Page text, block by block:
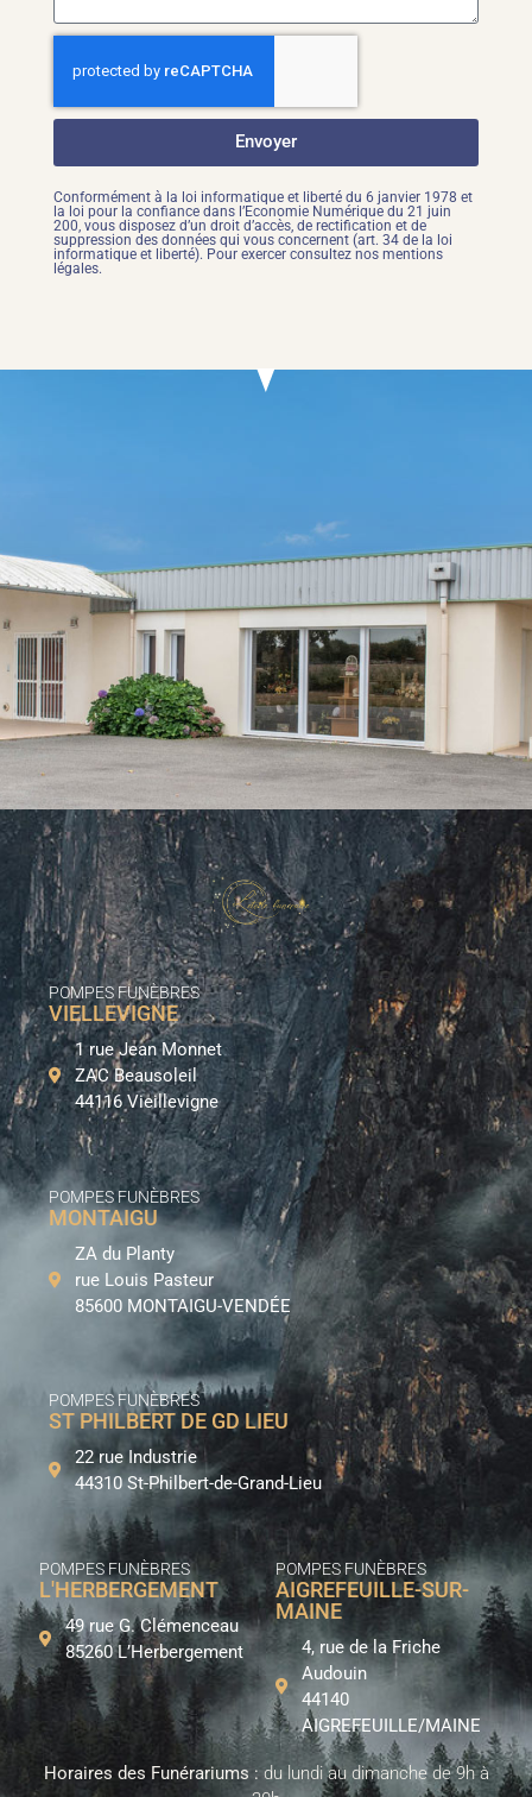
Envoyer
Conformément à la loi informatique et liberté du 6 janvier 1978 et
la loi pour la confiance dans l’Economie Numérique du 21 juin
200, vous disposez d’un droit d’accès, de rectification et de
suppression des données qui vous concernent (art. 34 de la loi
informatique et liberté). Pour exercer consultez nos mentions
légales.
POMPES FUNÈBRES
VIELLEVIGNE
1 rue Jean Monnet
ZAC Beausoleil
44116 Vieillevigne
POMPES FUNÈBRES
MONTAIGU
ZA du Planty
rue Louis Pasteur
85600 MONTAIGU-VENDÉE
POMPES FUNÈBRES
ST PHILBERT DE GD LIEU
22 rue Industrie
44310 St-Philbert-de-Grand-Lieu
POMPES FUNÈBRES
L'HERBERGEMENT
49 rue G. Clémenceau
85260 L’Herbergement
POMPES FUNÈBRES
AIGREFEUILLE-SUR-
MAINE
4, rue de la Friche
Audouin
44140
AIGREFEUILLE/MAINE
Horaires des Funérariums : du lundi au dimanche de 9h à